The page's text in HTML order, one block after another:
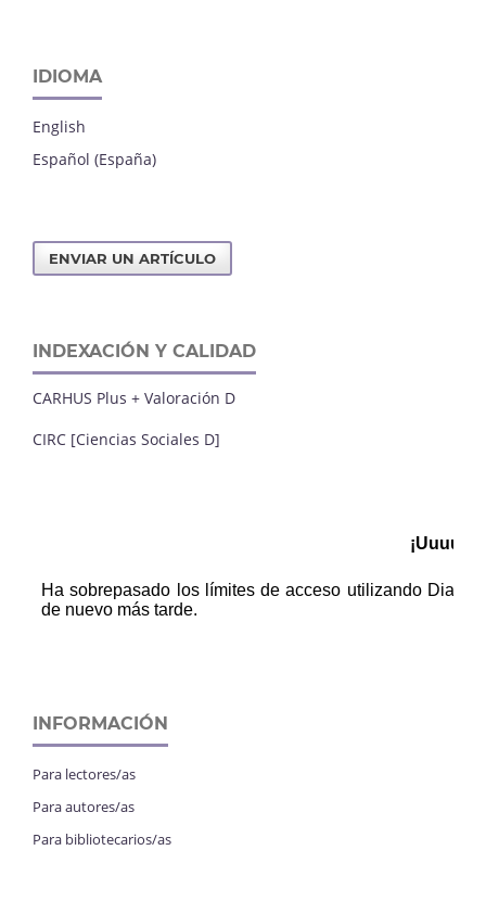
IDIOMA
English
Español (España)
ENVIAR UN ARTÍCULO
INDEXACIÓN Y CALIDAD
CARHUS Plus + Valoración D
CIRC [Ciencias Sociales D]
INFORMACIÓN
Para lectores/as
Para autores/as
Para bibliotecarios/as